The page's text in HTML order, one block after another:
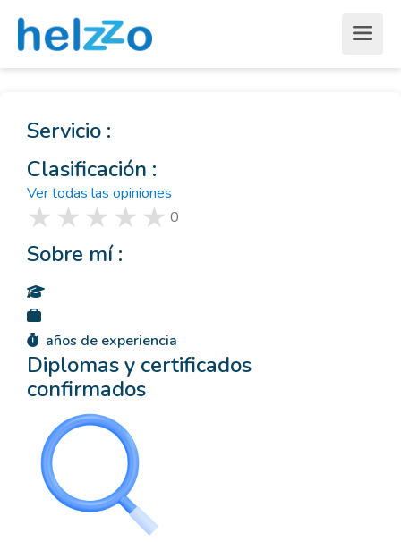
Servicio :
Clasificación :
Ver todas las opiniones
0
Sobre mí :
años de experiencia
Diplomas y certificados
confirmados